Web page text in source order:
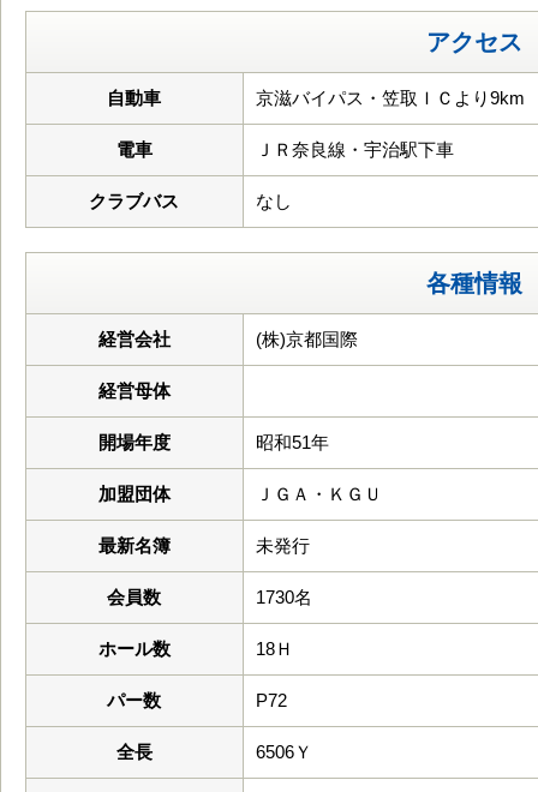
アクセス
自動車 京滋バイパス・笠取ＩＣより9km
電車 ＪＲ奈良線・宇治駅下車
クラブバス なし
各種情報
経営会社 (株)京都国際
経営母体
開場年度 昭和51年
加盟団体 ＪＧＡ・ＫＧＵ
最新名簿 未発行
会員数 1730名
ホール数 18Ｈ
パー数 P72
全長 6506Ｙ